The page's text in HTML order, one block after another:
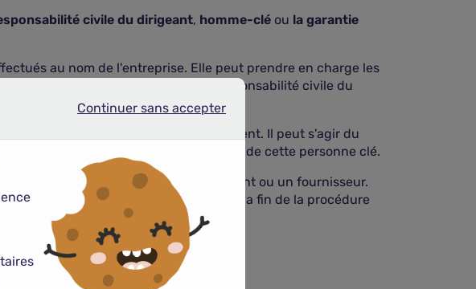
civile du dirigeant, homme-clé ou la garantie
au nom de l'entreprise. Elle peut prendre en charge les
est mise en cause. L'assurance responsabilité civile du
individu crucial pour son fonctionnement. Il peut s'agir du
engendrées par l'absence de cette personne clé.
à un client, un salarié, un concurrent ou un fournisseur.
et d'un soutien financier jusqu'à la fin de la procédure
Continuer sans accepter
Continuer sans accepter